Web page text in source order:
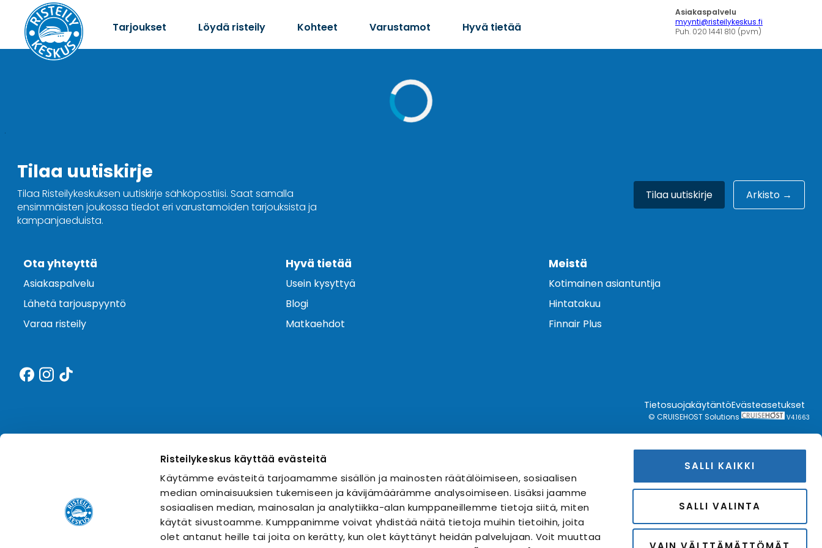
Risteilykeskus käyttää evästeitä
Käytämme evästeitä tarjoamamme sisällön ja mainosten räätälöimiseen, sosiaalisen
median ominaisuuksien tukemiseen ja kävijämäärämme analysoimiseen. Lisäksi jaamme
sosiaalisen median, mainosalan ja analytiikka-alan kumppaneillemme tietoja siitä, miten
käytät sivustoamme. Kumppanimme voivat yhdistää näitä tietoja muihin tietoihin, joita
olet antanut heille tai joita on kerätty, kun olet käyttänyt heidän palvelujaan. Voit muuttaa
SALLI KAIKKI
SALLI VALINTA
Tarjoukset Löydä risteily Kohteet Varustamot Hyvä tietää
Asiakaspalvelu
myynti@risteilykeskus.fi
Puh. 020 1441 810 (pvm)
Tilaa uutiskirje
Tilaa Risteilykeskuksen uutiskirje sähköpostiisi. Saat samalla
ensimmäisten joukossa tiedot eri varustamoiden tarjouksista ja
kampanjaeduista.
Tilaa uutiskirje Arkisto →
Ota yhteyttä
Asiakaspalvelu
Lähetä tarjouspyyntö
Varaa risteily
Hyvä tietää
Usein kysyttyä
Blogi
Matkaehdot
Meistä
Kotimainen asiantuntija
Hintatakuu
Finnair Plus
TietosuojakäytäntöEvästeasetukset
© CRUISEHOST Solutions V4.1663